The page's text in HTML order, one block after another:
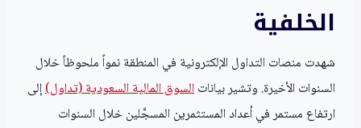
الخلفية
شهدت منصات التداول الإلكترونية في المنطقة نمواً ملحوظاً خلال
السنوات الأخيرة. وتشير بياناتالسوق المالية السعودية (تداول)إلى
ارتفاع مستمر في أعداد المستثمرين المسجَّلين خلال السنوات